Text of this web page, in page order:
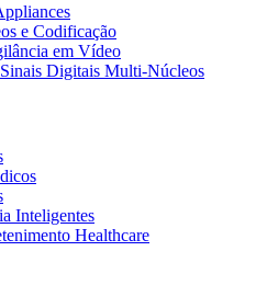
e Codificação
em Vídeo
Sinais Digitais Multi-Núcleos
Inteligentes
Healthcare